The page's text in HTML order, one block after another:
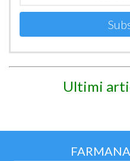
Ultimi